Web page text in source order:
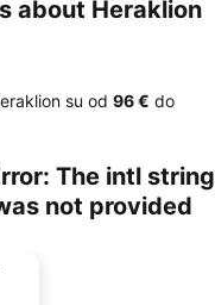
about Heraklion
su od ‎96 € do
The intl string
not provided